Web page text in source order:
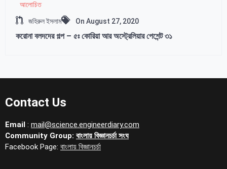
আলোচিত
জহিরুল ইসলাম On August 27, 2020
করোনা বলদদের গল্প – ৫ঃ কোরিয়া আর অস্ট্রেলিয়ার পেশেন্ট ৩১
Contact Us
Email : mail@science.engineerdiary.com
Community Group: বাংলায় বিজ্ঞানচর্চা সংঘ
Facebook Page: বাংলায় বিজ্ঞানচর্চা